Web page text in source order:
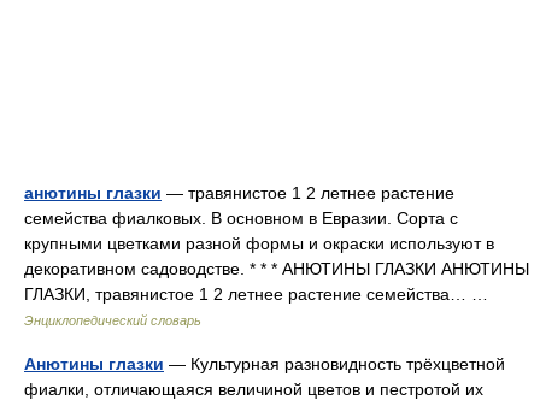
анютины глазки — травянистое 1 2 летнее растение
семейства фиалковых. В основном в Евразии. Сорта с
крупными цветками разной формы и окраски используют в
декоративном садоводстве. * * * АНЮТИНЫ ГЛАЗКИ АНЮТИНЫ
ГЛАЗКИ, травянистое 1 2 летнее растение семейства… …
Энциклопедический словарь
Анютины глазки — Культурная разновидность трёхцветной
фиалки, отличающаяся величиной цветов и пестротой их